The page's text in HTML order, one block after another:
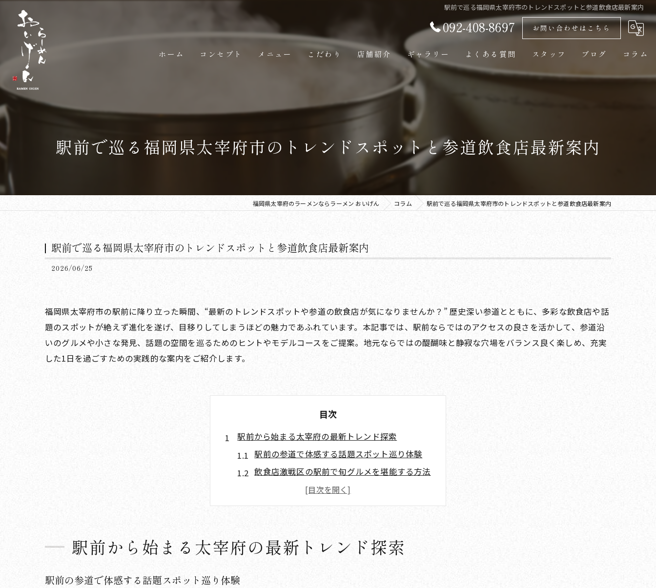
駅前で巡る福岡県太宰府市のトレンドスポットと参道飲食店最新案内
092-408-8697 お問い合わせはこちら
ホーム コンセプト メニュー こだわり 店舗紹介 ギャラリー よくある質問 スタッフ ブログ コラム
駅前で巡る福岡県太宰府市のトレンドスポットと参道飲食店最新案内
福岡県太宰府のラーメンならラーメン おいげん コラム 駅前で巡る福岡県太宰府市のトレンドスポットと参道飲食店最新案内
駅前で巡る福岡県太宰府市のトレンドスポットと参道飲食店最新案内
2026/06/25
福岡県太宰府市の駅前に降り立った瞬間、“最新のトレンドスポットや参道の飲食店が気になりませんか？” 歴史深い参道とともに、多彩な飲食店や話
題のスポットが絶えず進化を遂げ、目移りしてしまうほどの魅力であふれています。本記事では、駅前ならではのアクセスの良さを活かして、参道沿
いのグルメや小さな発見、話題の空間を巡るためのヒントやモデルコースをご提案。地元ならではの醍醐味と静寂な穴場をバランス良く楽しめ、充実
した1日を過ごすための実践的な案内をご紹介します。
目次
駅前から始まる太宰府の最新トレンド探索
駅前の参道で体感する話題スポット巡り体験
飲食店激戦区の駅前で旬グルメを堪能する方法
太宰府駅前でトレンドを押さえる歩き方のコツ
参道沿いの最新飲食店を見逃さない攻略術
参道の飲食店で味わう太宰府の四季
四季折々の参道グルメを堪能する飲食店選び
駅前から始まる太宰府の最新トレンド探索
駅前の参道で体感する話題スポット巡り体験